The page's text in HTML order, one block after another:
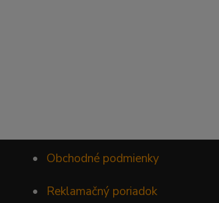
• Obchodné podmienky
• Reklamačný poriadok